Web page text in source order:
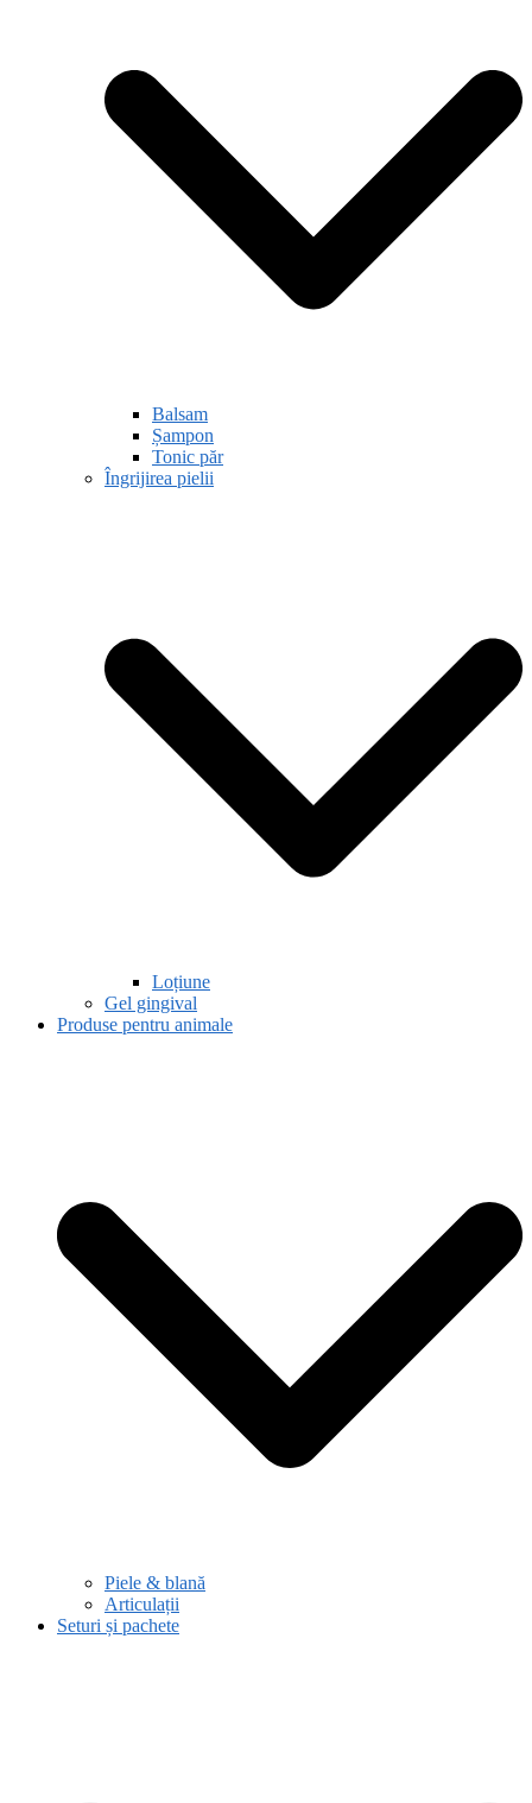
Balsam
Șampon
Tonic păr
Îngrijirea pielii
Loțiune
Gel gingival
Produse pentru animale
Piele & blană
Articulații
Seturi și pachete